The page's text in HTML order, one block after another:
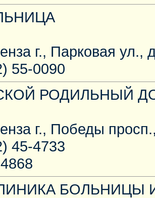
г., Парковая ул.,
55-0090
РОДИЛЬНЫЙ
г., Победы
45-4733
БОЛЬНИЦЫ